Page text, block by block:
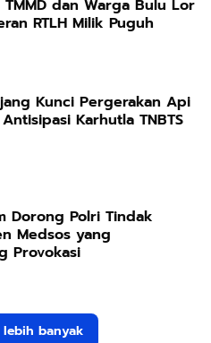
TMMD dan Warga Bulu Lor
RTLH Milik Puguh
Kunci Pergerakan Api
Karhutla TNBTS
Dorong Polri Tindak
Medsos yang
Provokasi
lebih banyak